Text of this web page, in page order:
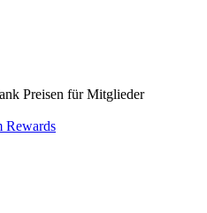
Preisen für Mitglieder
Rewards